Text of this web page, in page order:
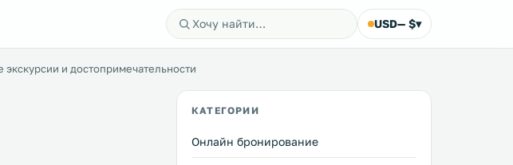
USD— $▾
экскурсии и достопримечательности
КАТЕГОРИИ
Онлайн бронирование